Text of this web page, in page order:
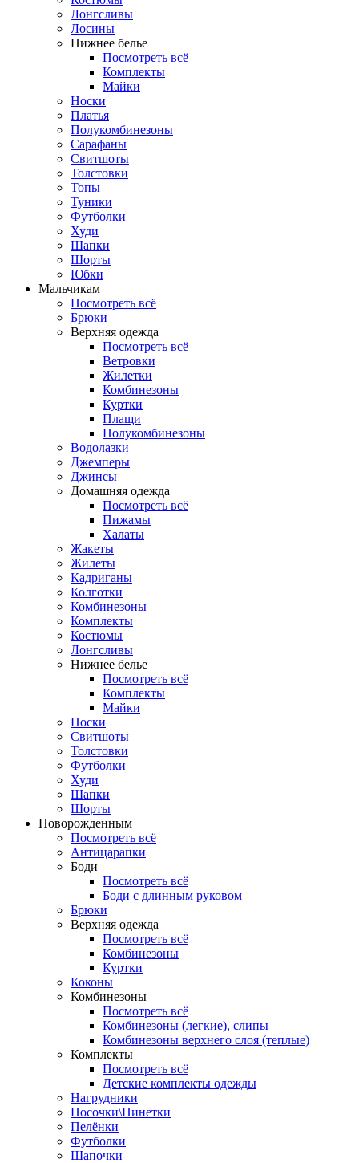
Лонгсливы
Лосины
Нижнее белье
Посмотреть всё
Комплекты
Майки
Носки
Платья
Полукомбинезоны
Сарафаны
Свитшоты
Толстовки
Топы
Туники
Футболки
Худи
Шапки
Шорты
Юбки
Мальчикам
Посмотреть всё
Брюки
Верхняя одежда
Посмотреть всё
Ветровки
Жилетки
Комбинезоны
Куртки
Плащи
Полукомбинезоны
Водолазки
Джемперы
Джинсы
Домашняя одежда
Посмотреть всё
Пижамы
Халаты
Жакеты
Жилеты
Кадриганы
Колготки
Комбинезоны
Комплекты
Костюмы
Лонгсливы
Нижнее белье
Посмотреть всё
Комплекты
Майки
Носки
Свитшоты
Толстовки
Футболки
Худи
Шапки
Шорты
Новорожденным
Посмотреть всё
Антицарапки
Боди
Посмотреть всё
Боди с длинным руковом
Брюки
Верхняя одежда
Посмотреть всё
Комбинезоны
Куртки
Коконы
Комбинезоны
Посмотреть всё
Комбинезоны (легкие), слипы
Комбинезоны верхнего слоя (теплые)
Комплекты
Посмотреть всё
Детские комплекты одежды
Нагрудники
Носочки\Пинетки
Пелёнки
Футболки
Шапочки